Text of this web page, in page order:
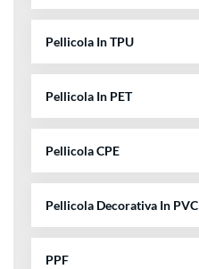
Pellicola In TPU
Pellicola In PET
Pellicola CPE
Pellicola Decorativa In PVC
PPF